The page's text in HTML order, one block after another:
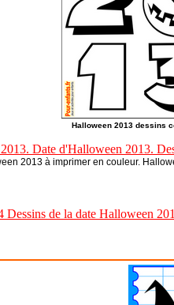
Halloween 2013 dessins
Date d'Halloween 2013.
2013 à imprimer en couleur.
de la date Halloween